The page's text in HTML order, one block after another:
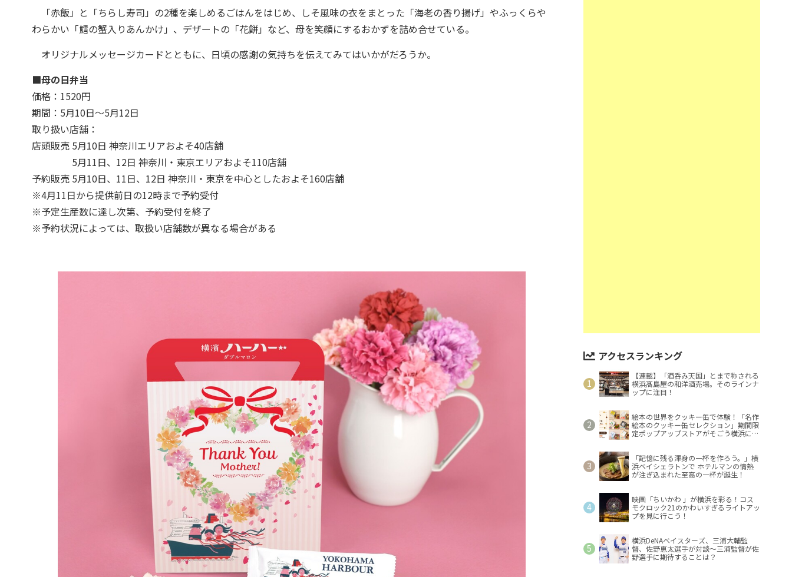
「赤飯」と「ちらし寿司」の2種を楽しめるごはんをはじめ、しそ風味の衣をまとった「海老の香り揚げ」やふっくらや
わらかい「鱈の蟹入りあんかけ」、デザートの「花餅」など、母を笑顔にするおかずを詰め合せている。
オリジナルメッセージカードとともに、日頃の感謝の気持ちを伝えてみてはいかがだろうか。
■母の日弁当
価格：1520円
期間：5月10日～5月12日
取り扱い店舗：
店頭販売 5月10日 神奈川エリアおよそ40店舗
5月11日、12日 神奈川・東京エリアおよそ110店舗
予約販売 5月10日、11日、12日 神奈川・東京を中心としたおよそ160店舗
※4月11日から提供前日の12時まで予約受付
※予定生産数に達し次第、予約受付を終了
※予約状況によっては、取扱い店舗数が異なる場合がある
アクセスランキング
【連載】「酒呑み天国」とまで称される
横浜髙島屋の和洋酒売場。そのラインナ
ップに注目！
絵本の世界をクッキー缶で体験！「名作
絵本のクッキー缶セレクション」期間限
定ポップアップストアがそごう横浜に登
「記憶に残る渾身の一杯を作ろう。」横
浜ベイシェラトンで ホテルマンの情熱
が注ぎ込まれた至高の一杯が誕生！
映画「ちいかわ 」が横浜を彩る！コス
モクロック21のかわいすぎるライトアッ
プを見に行こう！
横浜DeNAベイスターズ、三浦大輔監
督、佐野恵太選手が対談～三浦監督が佐
野選手に期待することは？